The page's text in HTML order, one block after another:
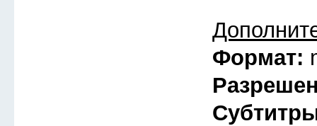
Формат: